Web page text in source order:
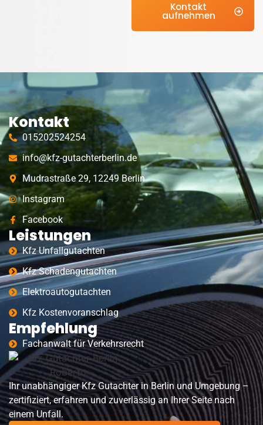
Kontakt
aufnehmen
Kontakt
015202524254
info@kfz-gutachterberlin.de
Mudrastraße 29, 12249 Berlin
Instagram
Facebook
Leistungen
Kfz Unfallgutachten
Kfz Schadengutachten
Elektroautogutachten
Kfz Kostenvoranschlag
Empfehlung
Fachanwalt für Verkehrsrecht
Ihr unabhängiger Kfz Gutachter in Berlin und Umgebung –
zertifiziert, erfahren und zuverlässig an Ihrer Seite nach
einem Unfall.